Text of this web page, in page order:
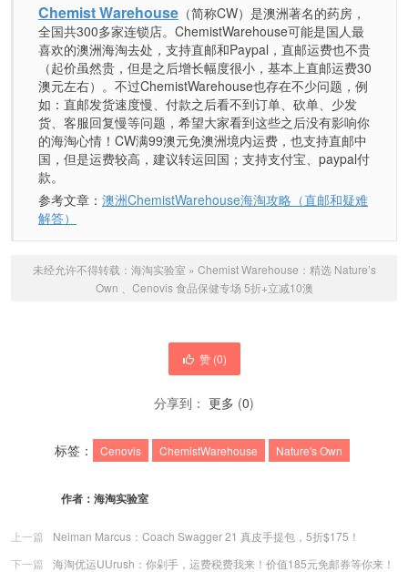
Chemist Warehouse （简称CW）是澳洲著名的药房，
全国共300多家连锁店。ChemistWarehouse可能是国人最
喜欢的澳洲海淘去处，支持直邮和Paypal，直邮运费也不贵
（起价虽然贵，但是之后增长幅度很小，基本上直邮运费30
澳元左右）。不过ChemistWarehouse也存在不少问题，例
如：直邮发货速度慢、付款之后看不到订单、砍单、少发
货、客服回复慢等问题，希望大家看到这些之后没有影响你
的海淘心情！CW满99澳元免澳洲境内运费，也支持直邮中
国，但是运费较高，建议转运回国；支持支付宝、paypal付
款。
参考文章： 澳洲ChemistWarehouse海淘攻略（直邮和疑难
解答）
未经允许不得转载： 海淘实验室 » Chemist Warehouse：精选 Nature’s
Own 、Cenovis 食品保健专场 5折+立减10澳
赞 (0)
分享到： 更多 (0)
标签： Cenovis ChemistWarehouse Nature's Own
作者： 海淘实验室
上一篇
Neiman Marcus：Coach Swagger 21 真皮手提包，5折$175！
下一篇
海淘优运UUrush：你剁手，运费税费我来！价值185元免邮券等你来！